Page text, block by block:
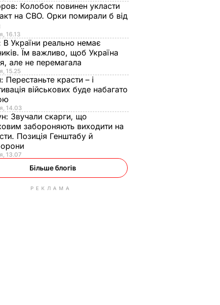
Колобок повинен укласти
на СВО. Орки помирали б від
16.13
В України реально немає
Їм важливо, щоб Україна
але не перемагала
15.25
Перестаньте красти – і
військових буде набагато
14.03
Звучали скарги, що
забороняють виходити на
Позиція Генштабу й
13.07
Більше блогів
РЕКЛАМА